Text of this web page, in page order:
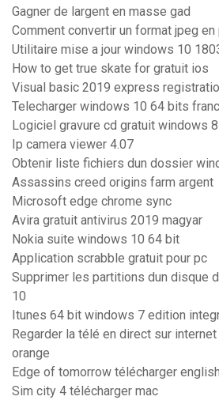
Gagner de largent en masse gad
Comment convertir un format jpeg en
Utilitaire mise a jour windows 10
How to get true skate for gratuit ios
Visual basic 2019 express
Telecharger windows 10 64 bits
Logiciel gravure cd gratuit windows 8
Ip camera viewer 4.07
Obtenir liste fichiers dun dossier
Assassins creed origins farm argent
Microsoft edge chrome sync
Avira gratuit antivirus 2019 magyar
Nokia suite windows 10 64 bit
Application scrabble gratuit pour pc
Supprimer les partitions dun disque
10
Itunes 64 bit windows 7 edition
Regarder la télé en direct sur
orange
Edge of tomorrow télécharger
Sim city 4 télécharger mac